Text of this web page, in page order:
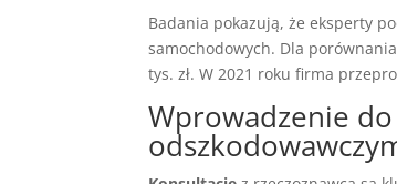
Badania pokazują, że eksperty
samochodowych. Dla
tys. zł. W 2021 roku firma
Wprowadzenie